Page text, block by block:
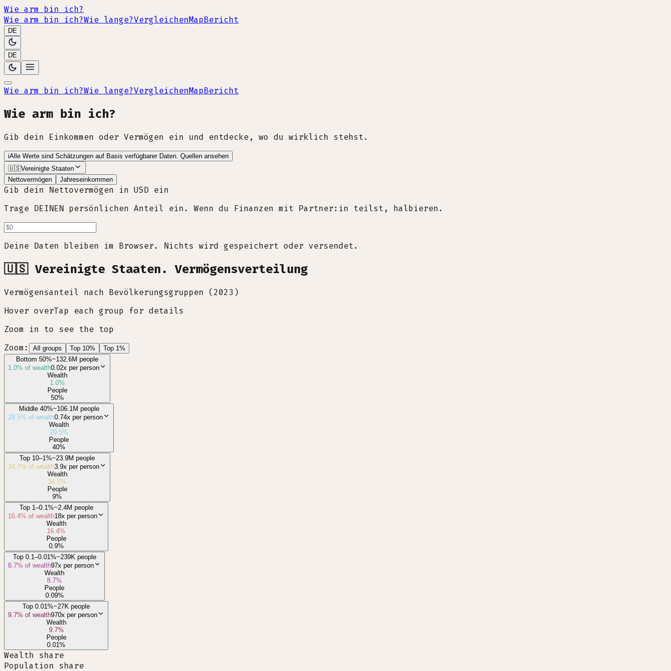
Wie arm bin ich?
Wie arm bin ich?Wie lange?VergleichenMapBericht
DE
DE
Wie arm bin ich?Wie lange?VergleichenMapBericht
Wie arm bin ich?
Gib dein Einkommen oder Vermögen ein und entdecke, wo du wirklich stehst.
iAlle Werte sind Schätzungen auf Basis verfügbarer Daten. Quellen ansehen
🇺🇸Vereinigte Staaten
Nettovermögen
Jahreseinkommen
Gib dein Nettovermögen in USD ein
Trage DEINEN persönlichen Anteil ein. Wenn du Finanzen mit Partner:in teilst, halbieren.
Deine Daten bleiben im Browser. Nichts wird gespeichert oder versendet.
🇺🇸 Vereinigte Staaten. Vermögensverteilung
Vermögensanteil nach Bevölkerungsgruppen (2023)
Hover overTap each group for details
Zoom in to see the top
Zoom:
All groups Top 10%
Top 1%
Bottom 50%~132.6M people
1.0% of wealth0.02x per person
Wealth
1.0%
People
50%
Middle 40%~106.1M people
29.5% of wealth0.74x per person
Wealth
29.5%
People
40%
Top 10–1%~23.9M people
34.7% of wealth3.9x per person
Wealth
34.7%
People
9%
Top 1–0.1%~2.4M people
16.4% of wealth18x per person
Wealth
16.4%
People
0.9%
Top 0.1–0.01%~239K people
8.7% of wealth97x per person
Wealth
8.7%
People
0.09%
Top 0.01%~27K people
9.7% of wealth970x per person
Wealth
9.7%
People
0.01%
Wealth share
Population share